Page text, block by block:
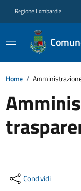
Regione Lombardia
Home /
Condividi